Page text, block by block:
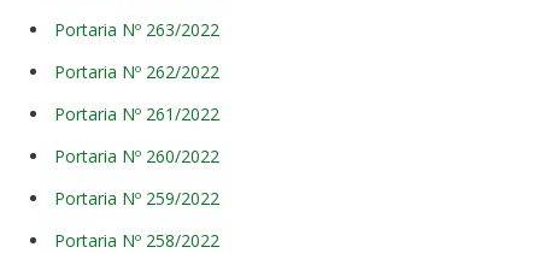
Portaria Nº 263/2022
Portaria Nº 262/2022
Portaria Nº 261/2022
Portaria Nº 260/2022
Portaria Nº 259/2022
Portaria Nº 258/2022